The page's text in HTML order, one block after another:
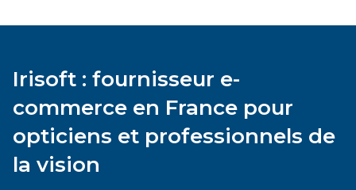
Irisoft : fournisseur e-
commerce en France pour
opticiens et professionnels de
la vision